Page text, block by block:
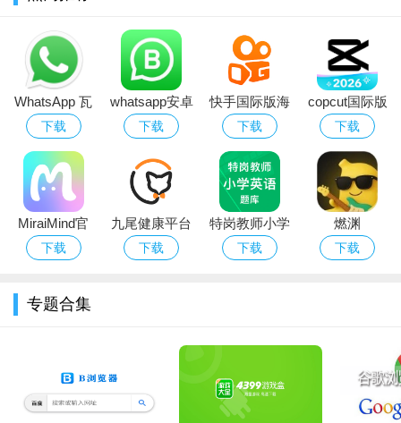
WhatsApp 瓦
萨普安卓版
下载
whatsapp安卓
下载安装官方
下载
快手国际版海
外版下载2026
官方最新版
（kwai）
下载
copcut国际版
下载2026安卓
最新版
（capcut国际
版）
下载
MiraiMind官
方app下载中
下载
九尾健康平台
下载
特岗教师小学
英语题库app
下载
燃渊
CyberWave ai
下载
专题合集